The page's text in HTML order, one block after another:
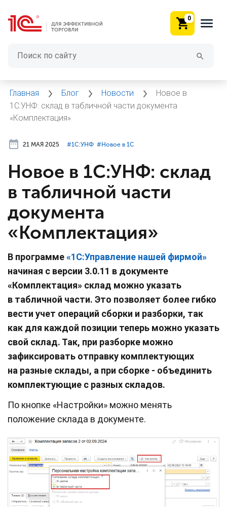
0
Главная Блог Новости
Новое в
1С:УНФ: склад в табличной части документа
«Комплектация»
21 МАЯ 2025 #⁣1С:УНФ #⁣Новое в 1С
Новое в 1С:УНФ: склад
в табличной части
документа
«Комплектация»
В программе«1С:Управление нашей фирмой»
начиная с версии 3.0.11 в документе
«Комплектация» склад можно указать
в табличной части. Это позволяет более гибко
вести учет операций сборки и разборки, так
как для каждой позиции теперь можно указать
свой склад. Так, при разборке можно
зафиксировать отправку комплектующих
на разные склады, а при сборке - объединить
комплектующие с разных складов.
По кнопке «Настройки» можно менять
положение склада в документе.